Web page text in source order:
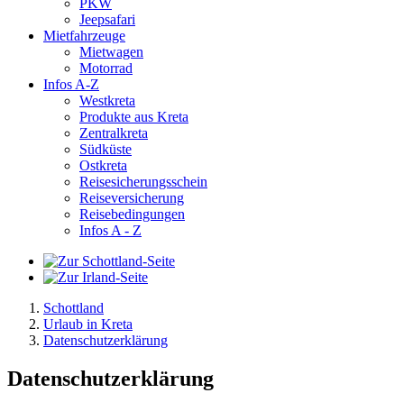
PKW
Jeepsafari
Mietfahrzeuge
Mietwagen
Motorrad
Infos A-Z
Westkreta
Produkte aus Kreta
Zentralkreta
Südküste
Ostkreta
Reisesicherungsschein
Reiseversicherung
Reisebedingungen
Infos A - Z
Schottland
Urlaub in Kreta
Datenschutzerklärung
Datenschutzerklärung